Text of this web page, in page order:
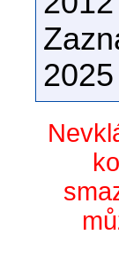
2025